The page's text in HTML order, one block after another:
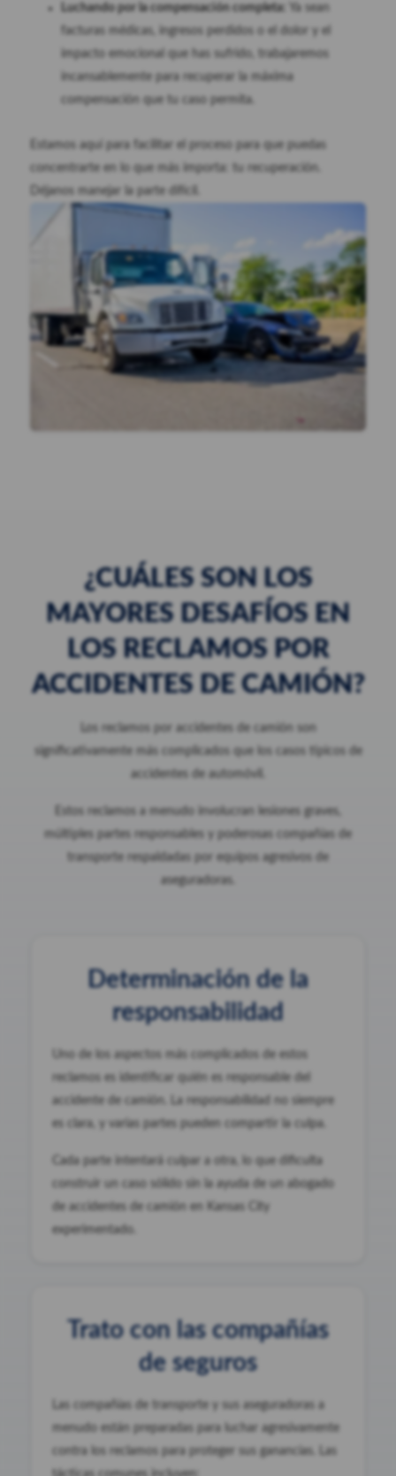
Luchando por la compensación completa:
Ya sean
facturas médicas, ingresos perdidos o el dolor y el
impacto emocional que has sufrido, trabajaremos
incansablemente para recuperar la máxima
compensación que tu caso permita.
Estamos aquí para facilitar el proceso para que puedas
concentrarte en lo que más importa: tu recuperación.
Déjanos manejar la parte difícil.
¿CUÁLES SON LOS
MAYORES DESAFÍOS EN
LOS RECLAMOS POR
ACCIDENTES DE CAMIÓN?
Los reclamos por accidentes de camión son
significativamente más complicados que los casos típicos de
accidentes de automóvil.
Estos reclamos a menudo involucran lesiones graves,
múltiples partes responsables y poderosas compañías de
transporte respaldadas por equipos agresivos de
aseguradoras.
Determinación de la
responsabilidad
Uno de los aspectos más complicados de estos
reclamos es identificar quién es responsable del
accidente de camión. La responsabilidad no siempre
es clara, y varias partes pueden compartir la culpa.
Cada parte intentará culpar a otra, lo que dificulta
construir un caso sólido sin la ayuda de un abogado
de accidentes de camión en Kansas City
experimentado.
Trato con las compañías
de seguros
Las compañías de transporte y sus aseguradoras a
menudo están preparadas para luchar agresivamente
contra los reclamos para proteger sus ganancias. Las